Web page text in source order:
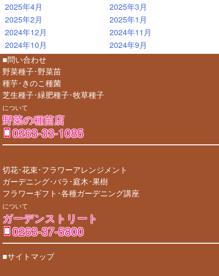
2025年4月
2025年3月
2025年2月
2025年1月
2024年12月
2024年11月
2024年10月
2024年9月
■問い合わせ
野菜種子･野菜苗
種芋･きのこ種菌
芝生種子･緑肥種子･牧草種子
について
野菜の種苗店
0263-33-1085
切花･花束･フラワーアレンジメント
ガーデニング･バラ･庭木･果樹
フラワーギフト･各種ガーデニング講座
について
ガーデンストリート
0263-37-5800
■サイトマップ